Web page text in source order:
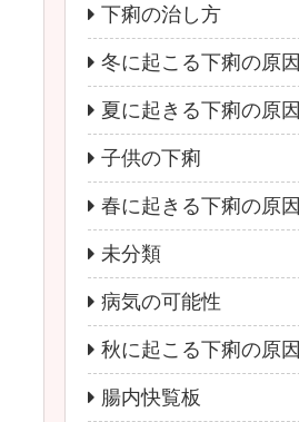
下痢の治し方
冬に起こる下痢の原因
夏に起きる下痢の原因
子供の下痢
春に起きる下痢の原因
未分類
病気の可能性
秋に起こる下痢の原因
腸内快覧板